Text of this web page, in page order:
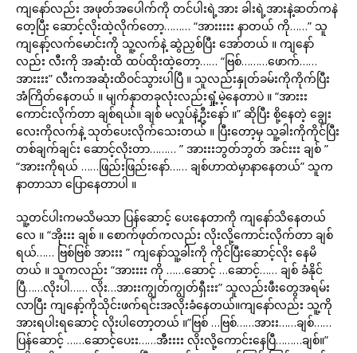
ကျနော်လည်း အဖုတ်အပေါက်ကို တင်ပါးရဲ့အား ခါးရဲ့အားနဲ့ဆတ်ကနဲ
တေ့ပြီး ဆောင့်လိုးထဲ့လိုက်တော့……… “အားးးးး နာတယ် ကို……” သူ
ကျနော့်လက်မောင်းကို သူ့လက်နဲ့ ဆွဲညှစ်ပြီး အော်တယ် ။ ကျနော်
လည်း လီးကို အဆုံးထိ ထပ်ထိုးထဲ့တော့…… “ဗြစ်………ဖောက်……
အားးးး” လီးကအဆုံးထိဝင်သွားပါပြီ ။ သူလည်းနှုတ်ခမ်းကိုကိုက်ပြီး
အံကြိတ်နေတယ် ။ မျက်နှာတခုလုံးလည်းရှုံ့မဲ့နေတာပဲ ။ “အားးး
ကောင်းလိုက်တာ ချစ်ရယ်။ ချစ် မလှုပ်နဲ့ဦးနော် ။” ဆိုပြီး စို့နေတဲ့ ချွေး
လေးကိုလက်နဲ့ သုတ်ပေးလိုက်သေးတယ် ။ ပြီးတော့မှ သူ့ခါးကိုကိုင်ပြီး
တစ်ချက်ချင်း ဆောင့်လိုးတာ……… ” အားးးဘွတ်ဘွတ် အင်းးး ချစ် ”
“အားးကိုရယ် ……ဖြည်းဖြည်းနော်…… ချစ်ဟာထဲမှာနာနေတယ်” သူက
နာတာသာ ပြောနေတာပါ ။
သူ့တင်ပါးကမသိမသာ ပြန်ဆောင့် ပေးနေတာကို ကျနော်သိနေတယ်
လေ ။ “အိုးးး ချစ် ။ စောက်ဖုတ်ကလည်း လိုးလို့ကောင်းလိုက်တာ ချစ်
ရယ်…… ဗြစ်ဗြစ် အားးး ” ကျနော်သူ့ခါးကို ကိုင်ပြီးဆောင့်လိုး နေမိ
တယ် ။ သူကလည်း “အားးးး ကို ……ဆောင့် …ဆောင့်…… ချစ် ခံနိုင်
ပြီ……လိုးပါ…… လိုး…အားးကျွတ်ကျွတ်ရှီးးး” သူလည်းဖီးတွေအရမ်း
လာပြီး ကျနော့်ကိုသိုင်းဖက်ရင်းအလိုးခံနေတယ်။ကျနော်လည်း သူ့ကို
အားရပါးရဆောင့် လိုးပါတော့တယ် ။”ဗြစ် …ဗြစ်……အားး……ချစ်……
ပြန်ဆောင့် ……ဆောင့်ပေးး……အီးးးး လိုးလို့ကောင်းနေပြီ………ချစ်။”